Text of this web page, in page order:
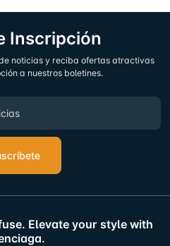
Inscripción
noticias y reciba ofertas atractivas
a nuestros boletines.
Elevate your style with